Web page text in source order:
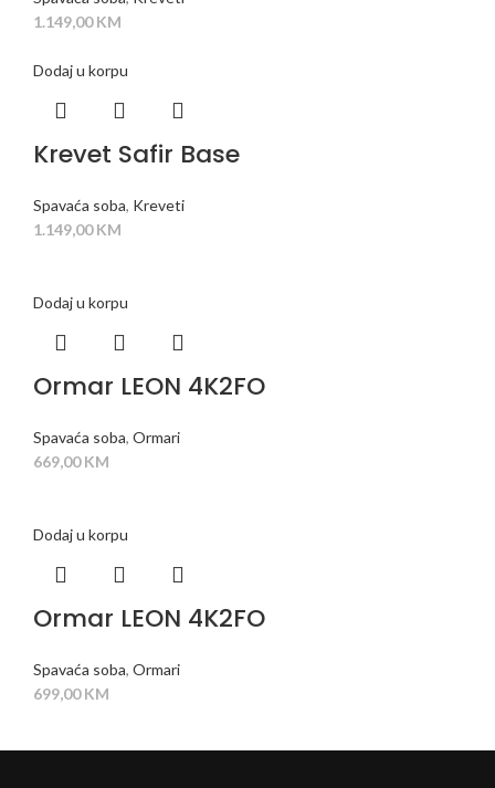
1.149,00KM
Dodaj u korpu
Krevet Safir Base
Spavaća soba, Kreveti
1.149,00KM
Dodaj u korpu
Ormar LEON 4K2FO
Spavaća soba, Ormari
669,00KM
Dodaj u korpu
Ormar LEON 4K2FO
Spavaća soba, Ormari
699,00KM